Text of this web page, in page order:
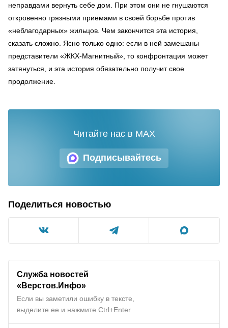
неправдами вернуть себе дом. При этом они не гнушаются
откровенно грязными приемами в своей борьбе против
«неблагодарных» жильцов. Чем закончится эта история,
сказать сложно. Ясно только одно: если в ней замешаны
представители «ЖКХ-Магнитный», то конфронтация может
затянуться, и эта история обязательно получит свое
продолжение.
Подписывайтесь
Читайте нас в MAX
Поделиться новостью
Служба новостей
«Верстов.Инфо»
Если вы заметили ошибку в тексте,
выделите ее и нажмите Ctrl+Enter